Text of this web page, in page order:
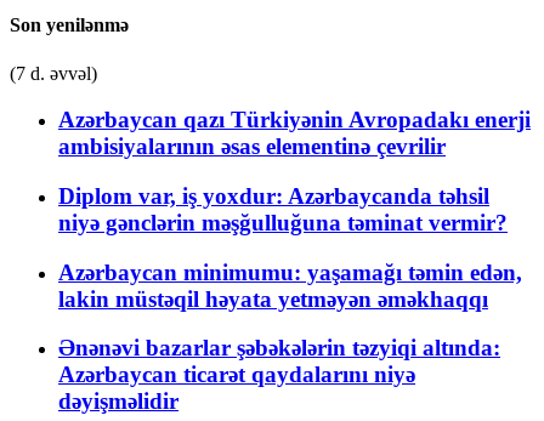
Son yenilənmə
(7 d. əvvəl)
Azərbaycan qazı Türkiyənin Avropadakı enerji
ambisiyalarının əsas elementinə çevrilir
Diplom var, iş yoxdur: Azərbaycanda təhsil
niyə gənclərin məşğulluğuna təminat vermir?
Azərbaycan minimumu: yaşamağı təmin edən,
lakin müstəqil həyata yetməyən əməkhaqqı
Ənənəvi bazarlar şəbəkələrin təzyiqi altında:
Azərbaycan ticarət qaydalarını niyə
dəyişməlidir